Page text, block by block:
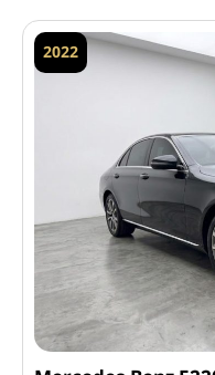
2022